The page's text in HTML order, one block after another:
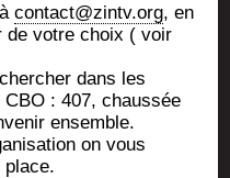
àcontact@zintv.org, en
de votre choix ( voir
dans les
CBO : 407, chaus­sée
ensemble.
on vous
place.